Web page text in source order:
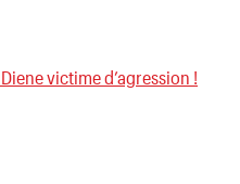
victime d’agression !